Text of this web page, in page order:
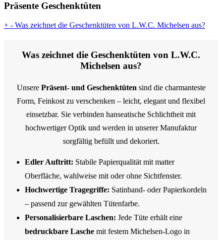
Präsente Geschenktüten
+ - Was zeichnet die Geschenktüten von L.W.C. Michelsen aus?
Was zeichnet die Geschenktüten von L.W.C.
Michelsen aus?
Unsere Präsent- und Geschenktüten sind die charmanteste
Form, Feinkost zu verschenken – leicht, elegant und flexibel
einsetzbar. Sie verbinden hanseatische Schlichtheit mit
hochwertiger Optik und werden in unserer Manufaktur
sorgfältig befüllt und dekoriert.
Edler Auftritt: Stabile Papierqualität mit matter
Oberfläche, wahlweise mit oder ohne Sichtfenster.
Hochwertige Tragegriffe: Satinband- oder Papierkordeln
– passend zur gewählten Tütenfarbe.
Personalisierbare Laschen: Jede Tüte erhält eine
bedruckbare Lasche mit festem Michelsen-Logo in